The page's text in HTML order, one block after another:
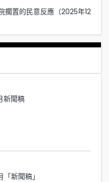
擱置的民意反應（2025年12
新聞稿
新聞稿」